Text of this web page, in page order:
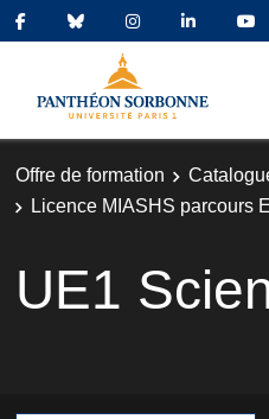
Offre de formation
Licence MIASHS parcours
UE1